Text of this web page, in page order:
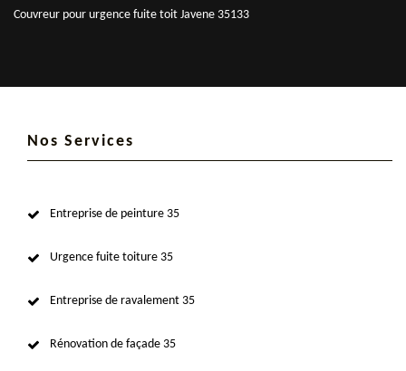
Couvreur pour urgence fuite toit Javene 35133
Nos Services
Entreprise de peinture 35
Urgence fuite toiture 35
Entreprise de ravalement 35
Rénovation de façade 35